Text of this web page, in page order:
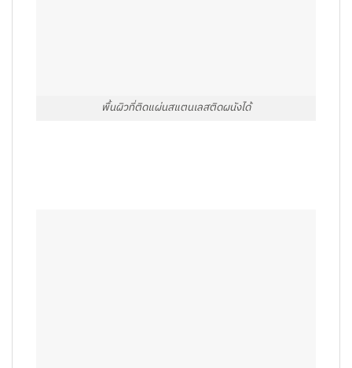
พื้นผิวที่ติดแผ่นสแตนเลสติดผนังได้